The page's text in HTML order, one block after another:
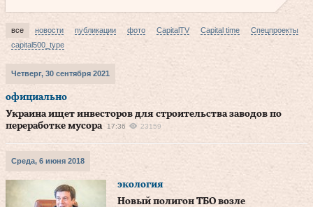
все новости публикации фото CapitalTV Capital time
Спецпроекты
capital500_type
Четверг, 30 сентября 2021
официально
Украина ищет инвесторов для строительства заводов по
переработке мусора
17:36 23159
Среда, 6 июня 2018
экология
Новый полигон ТБО возле